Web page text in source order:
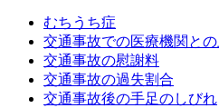
むちうち症
交通事故での医療機関と
交通事故の慰謝料
交通事故の過失割合
交通事故後の手足のしびれ